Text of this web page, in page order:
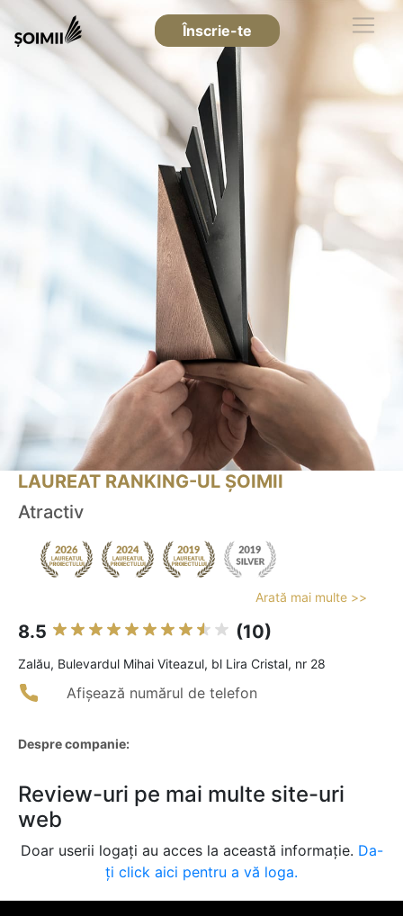
Înscrie-te
LAUREAT RANKING-UL ȘOIMII
Atractiv
Arată mai multe >>
8.5 (10)
Zalău, Bulevardul Mihai Viteazul, bl Lira Cristal, nr 28
Afișează numărul de telefon
Despre companie:
Review-uri pe mai multe site-uri
web
Doar userii logați au acces la această informație. Da-
ți click aici pentru a vă loga.